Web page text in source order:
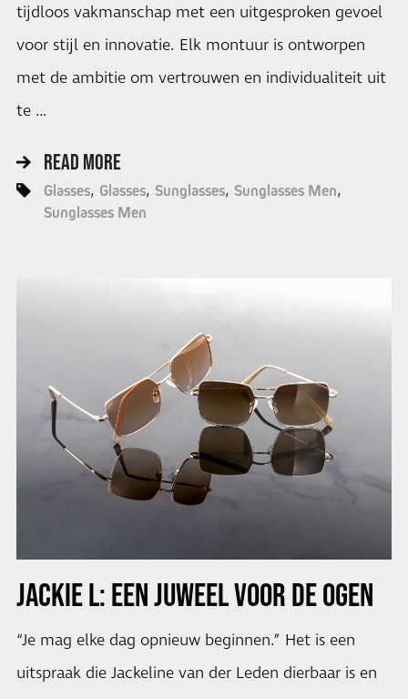
tijdloos vakmanschap met een uitgesproken gevoel
voor stijl en innovatie. Elk montuur is ontworpen
met de ambitie om vertrouwen en individualiteit uit
te …
READ MORE
Glasses Glasses Sunglasses Sunglasses Men
Sunglasses Men
JACKIE L: EEN JUWEEL VOOR DE OGEN
“Je mag elke dag opnieuw beginnen.” Het is een
uitspraak die Jackeline van der Leden dierbaar is en